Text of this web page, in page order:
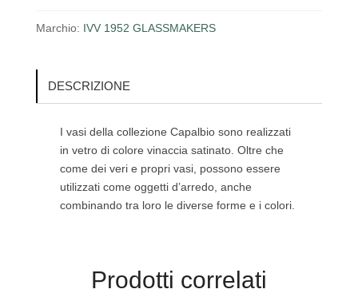
Marchio: IVV 1952 GLASSMAKERS
DESCRIZIONE
I vasi della collezione Capalbio sono realizzati
in vetro di colore vinaccia satinato. Oltre che
come dei veri e propri vasi, possono essere
utilizzati come oggetti d’arredo, anche
combinando tra loro le diverse forme e i colori.
Prodotti correlati